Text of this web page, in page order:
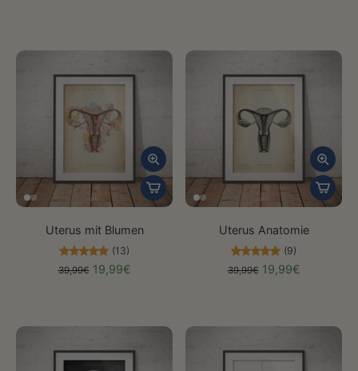
Uterus mit Blumen
(13)
39,99€ 19,99€
Uterus Anatomie
(9)
39,99€ 19,99€